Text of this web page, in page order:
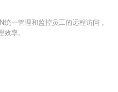
统一管理和监控员工的远程访问，
率。